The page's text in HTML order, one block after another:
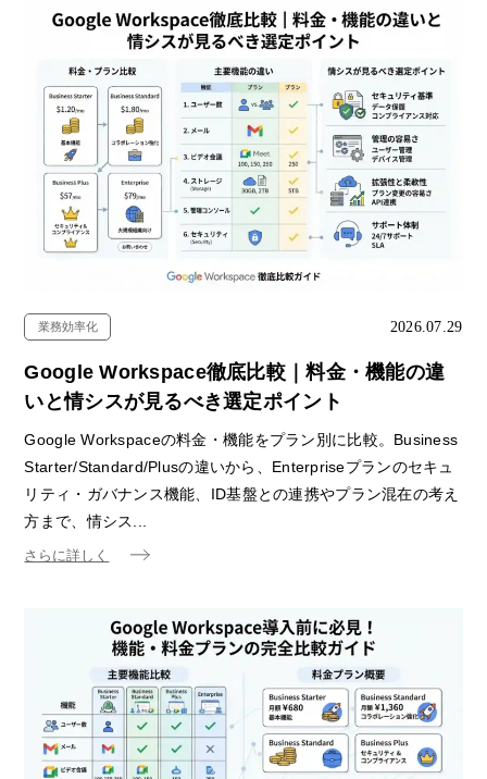
業務効率化 2026.07.29
Google Workspace徹底比較｜料金・機能の違
いと情シスが見るべき選定ポイント
Google Workspaceの料金・機能をプラン別に比較。Business
Starter/Standard/Plusの違いから、Enterpriseプランのセキュ
リティ・ガバナンス機能、ID基盤との連携やプラン混在の考え
方まで、情シス...
さらに詳しく